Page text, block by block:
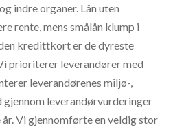
indre organer. Lån uten
rente, mens smålån klump i
kredittkort er de dyreste
prioriterer leverandører med
leverandørenes miljø-,
gjennom leverandørvurderinger
Vi gjennomførte en veldig stor